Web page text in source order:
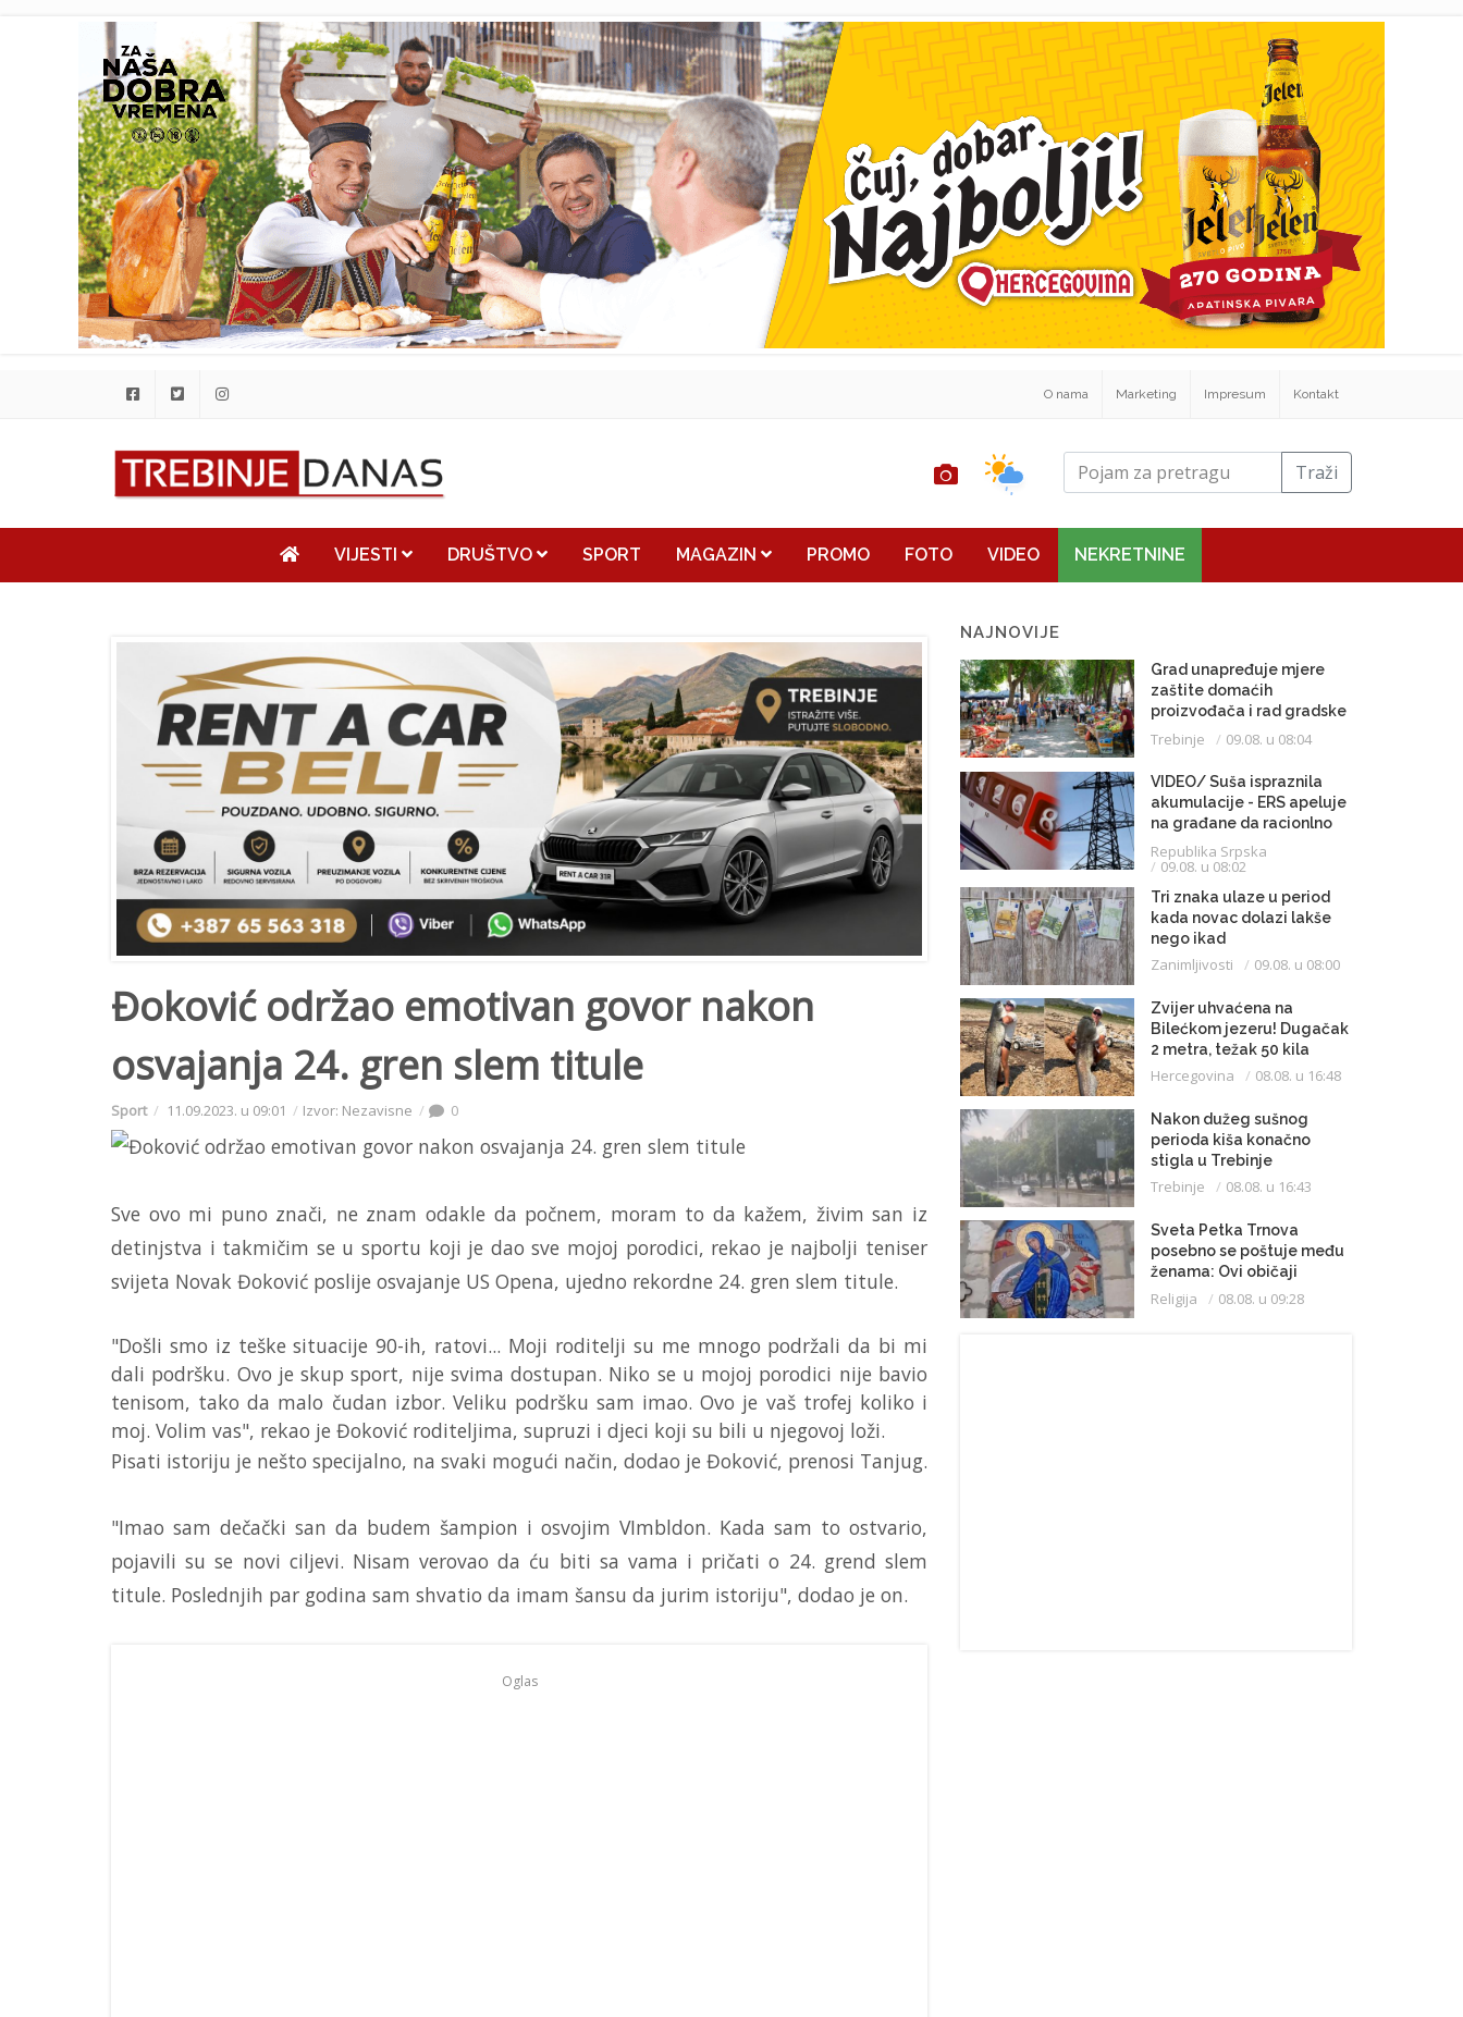
O nama Marketing Impresum Kontakt
Traži
VIJESTI DRUŠTVO SPORT MAGAZIN PROMO FOTO VIDEO NEKRETNINE
Đoković održao emotivan govor nakon
osvajanja 24. gren slem titule
Sport 11.09.2023. u 09:01 Izvor: Nezavisne 0
Sve ovo mi puno znači, ne znam odakle da počnem, moram to da kažem, živim san iz
detinjstva i takmičim se u sportu koji je dao sve mojoj porodici, rekao je najbolji teniser
svijeta Novak Đoković poslije osvajanje US Opena, ujedno rekordne 24. gren slem titule.
"Došli smo iz teške situacije 90-ih, ratovi... Moji roditelji su me mnogo podržali da bi mi
dali podršku. Ovo je skup sport, nije svima dostupan. Niko se u mojoj porodici nije bavio
tenisom, tako da malo čudan izbor. Veliku podršku sam imao. Ovo je vaš trofej koliko i
moj. Volim vas", rekao je Đoković roditeljima, supruzi i djeci koji su bili u njegovoj loži.
Pisati istoriju je nešto specijalno, na svaki mogući način, dodao je Đoković, prenosi Tanjug.
"Imao sam dečački san da budem šampion i osvojim VImbldon. Kada sam to ostvario,
pojavili su se novi ciljevi. Nisam verovao da ću biti sa vama i pričati o 24. grend slem
titule. Poslednjih par godina sam shvatio da imam šansu da jurim istoriju", dodao je on.
Oglas
NAJNOVIJE
Grad unapređuje mjere
zaštite domaćih
proizvođača i rad gradske
pijace
Trebinje 09.08. u 08:04
VIDEO/ Suša ispraznila
akumulacije - ERS apeluje
na građane da racionlno
troše struju
Republika Srpska
09.08. u 08:02
Tri znaka ulaze u period
kada novac dolazi lakše
nego ikad
Zanimljivosti 09.08. u 08:00
Zvijer uhvaćena na
Bilećkom jezeru! Dugačak
2 metra, težak 50 kila
Hercegovina 08.08. u 16:48
Nakon dužeg sušnog
perioda kiša konačno
stigla u Trebinje
Trebinje 08.08. u 16:43
Sveta Petka Trnova
posebno se poštuje među
ženama: Ovi običaji
vijekovima se čuvaju
Religija 08.08. u 09:28